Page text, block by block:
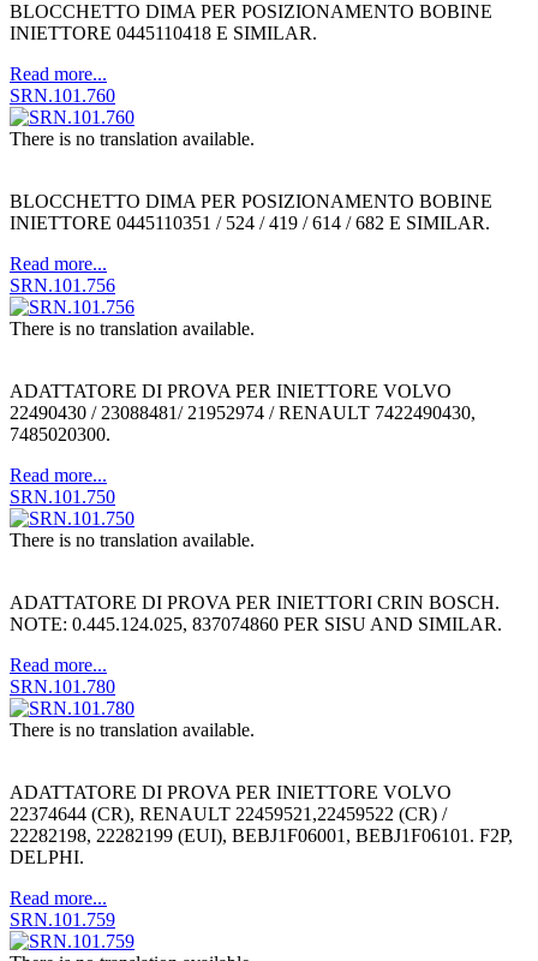
BLOCCHETTO DIMA PER POSIZIONAMENTO BOBINE
INIETTORE 0445110418 E SIMILAR.
Read more...
SRN.101.760
There is no translation available.
BLOCCHETTO DIMA PER POSIZIONAMENTO BOBINE
INIETTORE 0445110351 / 524 / 419 / 614 / 682 E SIMILAR.
Read more...
SRN.101.756
There is no translation available.
ADATTATORE DI PROVA PER INIETTORE VOLVO
22490430 / 23088481/ 21952974 / RENAULT 7422490430,
7485020300.
Read more...
SRN.101.750
There is no translation available.
ADATTATORE DI PROVA PER INIETTORI CRIN BOSCH.
NOTE: 0.445.124.025, 837074860 PER SISU AND SIMILAR.
Read more...
SRN.101.780
There is no translation available.
ADATTATORE DI PROVA PER INIETTORE VOLVO
22374644 (CR), RENAULT 22459521,22459522 (CR) /
22282198, 22282199 (EUI), BEBJ1F06001, BEBJ1F06101. F2P,
DELPHI.
Read more...
SRN.101.759